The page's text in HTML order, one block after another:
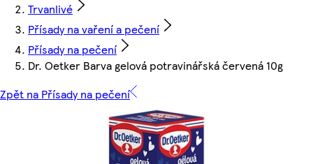
Trvanlivé
Přísady na vaření a pečení
Přísady na pečení
Dr. Oetker Barva gelová potravinářská červená 10g
Zpět na Přísady na pečení